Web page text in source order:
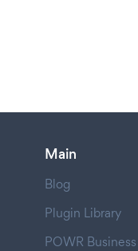
Main
Blog
Plugin Library
POWR Business